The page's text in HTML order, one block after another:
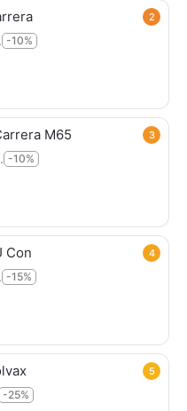
2
-10%
3
M65
-10%
4
Con
-15%
5
-25%